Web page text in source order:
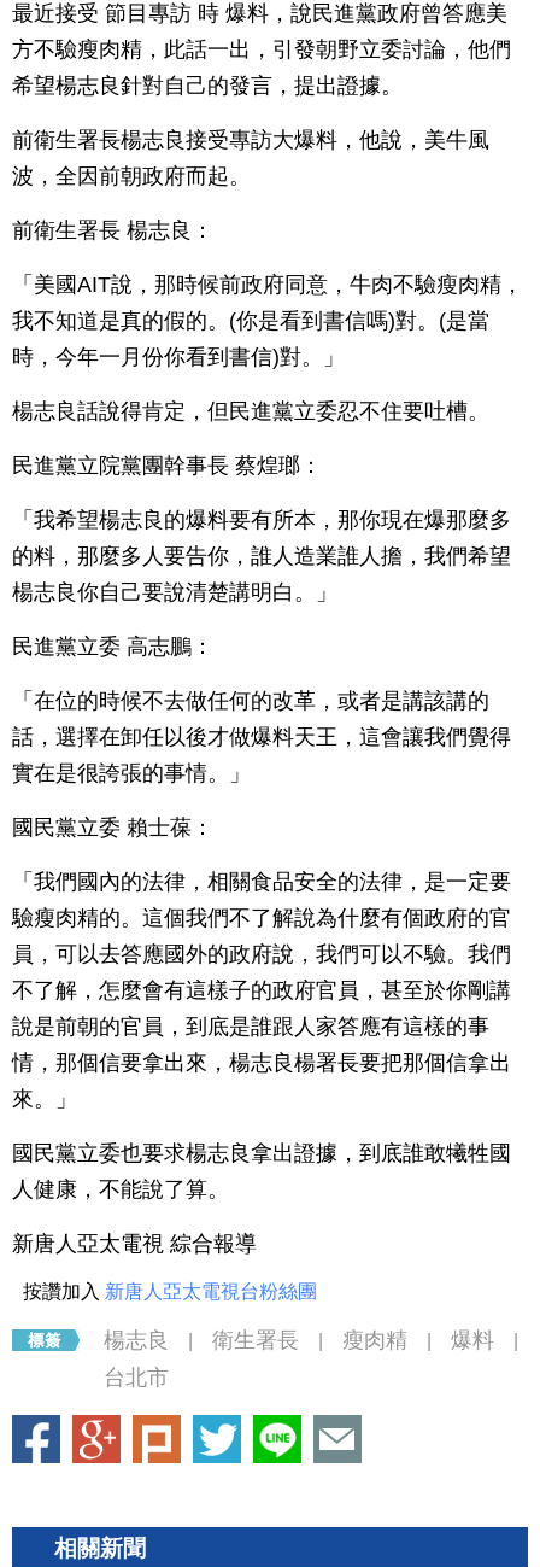
最近接受 節目專訪 時 爆料，說民進黨政府曾答應美
方不驗瘦肉精，此話一出，引發朝野立委討論，他們
希望楊志良針對自己的發言，提出證據。
前衛生署長楊志良接受專訪大爆料，他說，美牛風
波，全因前朝政府而起。
前衛生署長 楊志良：
「美國AIT說，那時候前政府同意，牛肉不驗瘦肉精，
我不知道是真的假的。(你是看到書信嗎)對。(是當
時，今年一月份你看到書信)對。」
楊志良話說得肯定，但民進黨立委忍不住要吐槽。
民進黨立院黨團幹事長 蔡煌瑯：
「我希望楊志良的爆料要有所本，那你現在爆那麼多
的料，那麼多人要告你，誰人造業誰人擔，我們希望
楊志良你自己要說清楚講明白。」
民進黨立委 高志鵬：
「在位的時候不去做任何的改革，或者是講該講的
話，選擇在卸任以後才做爆料天王，這會讓我們覺得
實在是很誇張的事情。」
國民黨立委 賴士葆：
「我們國內的法律，相關食品安全的法律，是一定要
驗瘦肉精的。這個我們不了解說為什麼有個政府的官
員，可以去答應國外的政府說，我們可以不驗。我們
不了解，怎麼會有這樣子的政府官員，甚至於你剛講
說是前朝的官員，到底是誰跟人家答應有這樣的事
情，那個信要拿出來，楊志良楊署長要把那個信拿出
來。」
國民黨立委也要求楊志良拿出證據，到底誰敢犧牲國
人健康，不能說了算。
新唐人亞太電視 綜合報導
按讚加入 新唐人亞太電視台粉絲團
楊志良 衛生署長 瘦肉精 爆料
台北市
相關新聞